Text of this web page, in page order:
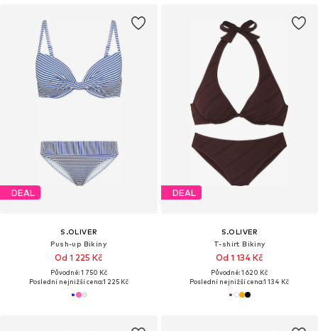
DEAL
S.OLIVER
Push-up Bikiny
Od 1 225 Kč
Původně: 1 750 Kč
Poslední nejnižší cena:1 225 Kč
DEAL
S.OLIVER
T-shirt Bikiny
Od 1 134 Kč
Původně: 1 620 Kč
Poslední nejnižší cena:1 134 Kč